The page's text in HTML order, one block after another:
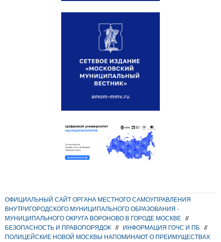
ОФИЦИАЛЬНЫЙ САЙТ ОРГАНА МЕСТНОГО САМОУПРАВЛЕНИЯ
ВНУТРИГОРОДСКОГО МУНИЦИПАЛЬНОГО ОБРАЗОВАНИЯ -
МУНИЦИПАЛЬНОГО ОКРУГА ВОРОНОВО В ГОРОДЕ МОСКВЕ
//
БЕЗОПАСНОСТЬ И ПРАВОПОРЯДОК
// ИНФОРМАЦИЯ ГОЧС И ПБ
//
ПОЛИЦЕЙСКИЕ НОВОЙ МОСКВЫ НАПОМИНАЮТ О ПРЕИМУЩЕСТВАХ